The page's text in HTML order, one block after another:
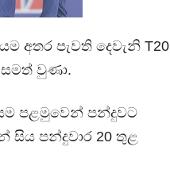
අතර පැවති දෙවැනි T20
වුණා.
පළමුවෙන් පන්දුවට
සිය පන්දුවාර 20 තුළ